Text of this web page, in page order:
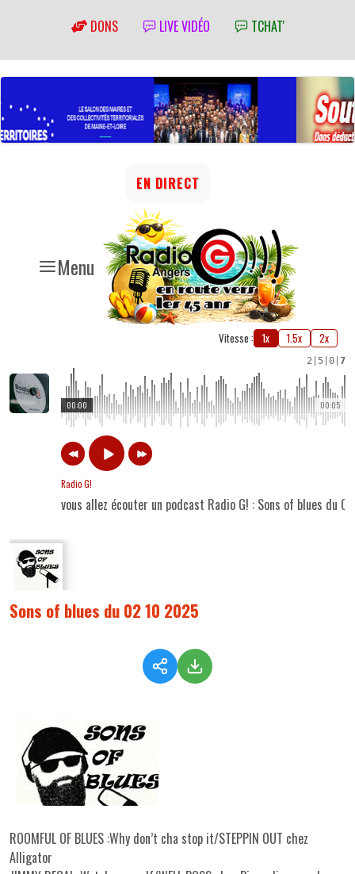
DONS LIVE VIDÉO TCHAT'
Menu
EN DIRECT
Vitesse : 1x 1.5x 2x
2 5 0 7
00:05
00:00
Radio G!
vous allez écouter un podcast Radio G! : Sons of blues du
Sons of blues du 02 10 2025
ROOMFUL OF BLUES :Why don’t cha stop it/STEPPIN OUT chez
Alligator